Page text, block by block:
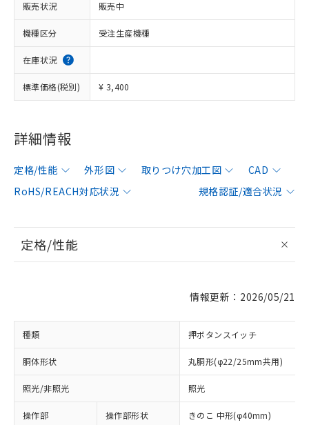
販売状況 販売中
機種区分 受注生産機種
在庫状況
標準価格(税別) ¥ 3,400
詳細情報
定格/性能 外形図 取りつけ穴加工図
CAD
RoHS/REACH対応状況
規格認証/適合状況
定格/性能
情報更新：2026/05/21
種類 押ボタンスイッチ
胴体形状 丸胴形(φ22/25mm共用)
照光/非照光 照光
操作部 操作部形状 きのこ 中形(φ40mm)